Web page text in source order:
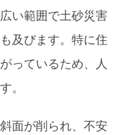
い範囲で土砂災害
及びます。特に住
っているため、人
。
面が削られ、不安